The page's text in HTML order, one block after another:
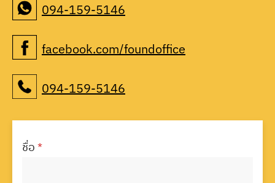
094-159-5146
facebook.com/foundoffice
094-159-5146
ชื่อ*